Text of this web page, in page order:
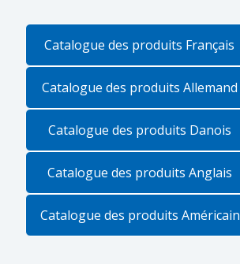
Catalogue des produits Français
Catalogue des produits Allemand
Catalogue des produits Danois
Catalogue des produits Anglais
Catalogue des produits Américain